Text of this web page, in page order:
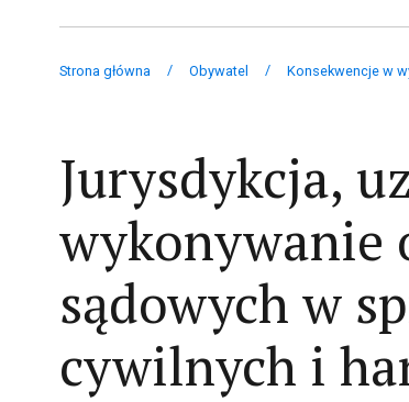
Strona główna / Obywatel / Konsekwencje w
Jurysdykcja,
wykonywanie
sądowych w
cywilnych i